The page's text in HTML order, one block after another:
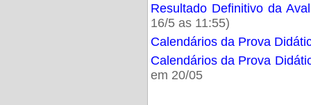
Resultado Definitivo da
16/5 as 11:55)
Calendários da Prova
Calendários da Prova
em 20/05